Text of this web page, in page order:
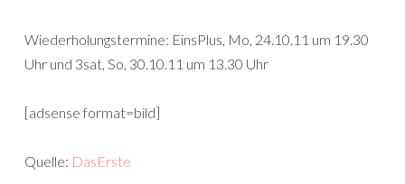
Wiederholungstermine: EinsPlus, Mo, 24.10.11 um 19.30
Uhr und 3sat, So, 30.10.11 um 13.30 Uhr
[adsense format=bild]
Quelle: DasErste